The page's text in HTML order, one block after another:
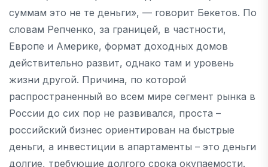
суммам это не те деньги», — говорит Бекетов. По
словам Репченко, за границей, в частности,
Европе и Америке, формат доходных домов
действительно развит, однако там и уровень
жизни другой. Причина, по которой
распространенный во всем мире сегмент рынка в
России до сих пор не развивался, проста –
российский бизнес ориентирован на быстрые
деньги, а инвестиции в апартаменты – это деньги
долгие, требующие долгого срока окупаемости.